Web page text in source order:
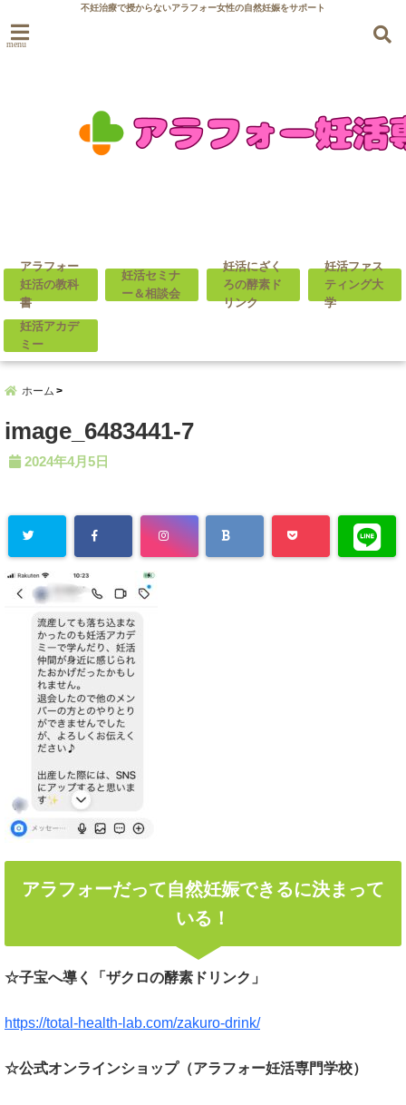
不妊治療で授からないアラフォー女性の自然妊娠をサポート
menu
アラフォー
妊活の教科
書
妊活セミナ
ー＆相談会
妊活にざく
ろの酵素ド
リンク
妊活ファス
ティング大
学
妊活アカデ
ミー
ホーム
image_6483441-7
2024年4月5日
アラフォーだって自然妊娠できるに決まって
いる！
☆子宝へ導く「ザクロの酵素ドリンク」
https://total-health-lab.com/zakuro-drink/
☆公式オンラインショップ（アラフォー妊活専門学校）